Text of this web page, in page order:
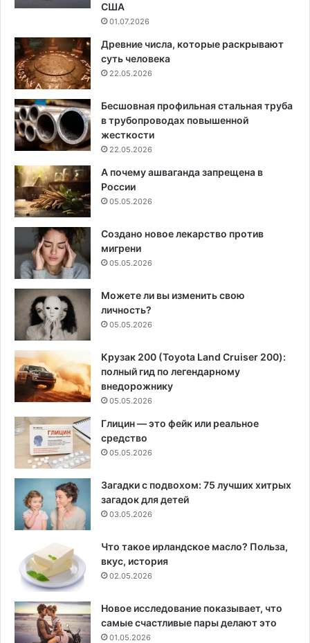
США
01.07.2026
Древние числа, которые раскрывают
суть человека
22.05.2026
Бесшовная профильная стальная труба
в трубопроводах повышенной
жесткости
22.05.2026
А почему ашваганда запрещена в
России
05.05.2026
Создано новое лекарство против
мигрени
05.05.2026
Можете ли вы изменить свою
личность?
05.05.2026
Крузак 200 (Toyota Land Cruiser 200):
полный гид по легендарному
внедорожнику
05.05.2026
Глицин — это фейк или реальное
средство
05.05.2026
Загадки с подвохом: 75 лучших хитрых
загадок для детей
03.05.2026
Что такое ирландское масло? Польза,
вкус, история
02.05.2026
Новое исследование показывает, что
самые счастливые пары делают это
01.05.2026